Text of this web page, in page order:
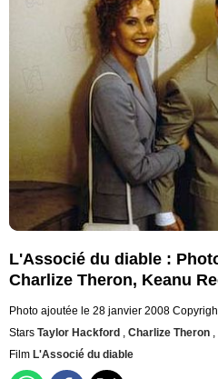
L'Associé du diable :
Charlize Theron, Keanu
Photo ajoutée le 28 janvier 2008
Stars Taylor Hackford , Charlize Theron ,
Film L'Associé du diable